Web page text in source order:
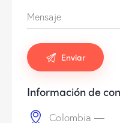
Información de
Colombia —